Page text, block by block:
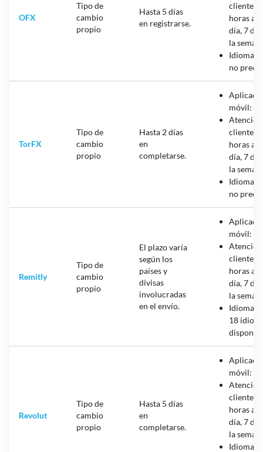
OFX
Tipo de
cambio
propio
Hasta 5 días
en registrarse.
cliente:
horas al
día, 7
la
Idiomas:
no
TorFX
Tipo de
cambio
propio
Hasta 2 días
en
completarse.
móvil: Sí
cliente:
horas al
día, 7
la
Idiomas:
no
Remitly
Tipo de
cambio
propio
El plazo varía
según los
países y
divisas
involucradas
en el envío.
móvil: Sí
cliente:
horas al
día, 7
la
Idiomas:
18
Revolut
Tipo de
cambio
propio
Hasta 5 días
en
completarse.
móvil: Sí
cliente:
horas al
día, 7
la
Idiomas: